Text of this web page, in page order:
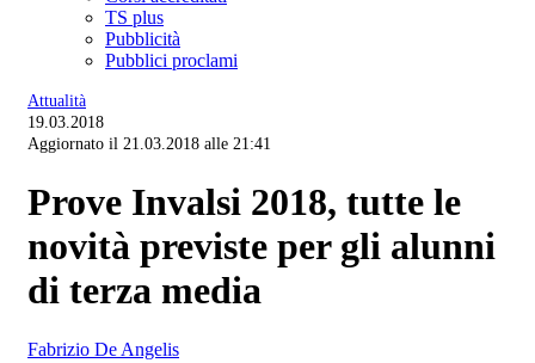
TS plus
Pubblicità
Pubblici proclami
Attualità
19.03.2018
Aggiornato il 21.03.2018 alle 21:41
Prove Invalsi 2018, tutte le
novità previste per gli alunni
di terza media
Fabrizio De Angelis